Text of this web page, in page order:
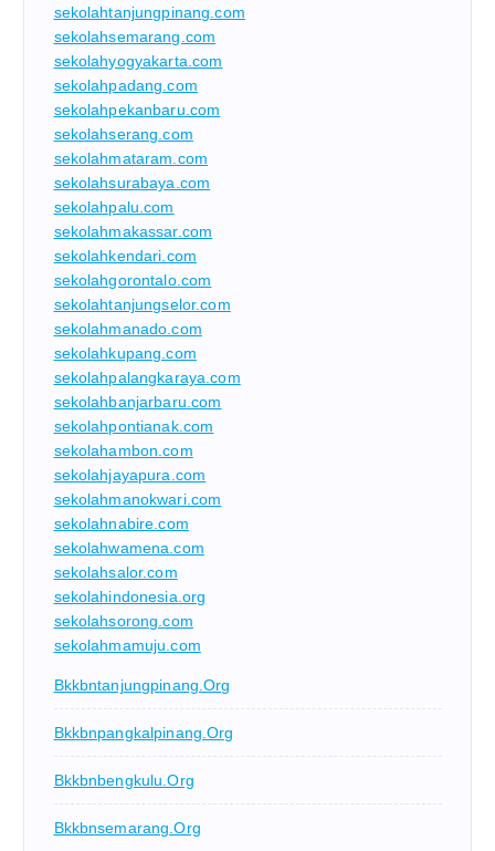
sekolahtanjungpinang.com
sekolahsemarang.com
sekolahyogyakarta.com
sekolahpadang.com
sekolahpekanbaru.com
sekolahserang.com
sekolahmataram.com
sekolahsurabaya.com
sekolahpalu.com
sekolahmakassar.com
sekolahkendari.com
sekolahgorontalo.com
sekolahtanjungselor.com
sekolahmanado.com
sekolahkupang.com
sekolahpalangkaraya.com
sekolahbanjarbaru.com
sekolahpontianak.com
sekolahambon.com
sekolahjayapura.com
sekolahmanokwari.com
sekolahnabire.com
sekolahwamena.com
sekolahsalor.com
sekolahindonesia.org
sekolahsorong.com
sekolahmamuju.com
Bkkbntanjungpinang.org
Bkkbnpangkalpinang.org
Bkkbnbengkulu.org
Bkkbnsemarang.org